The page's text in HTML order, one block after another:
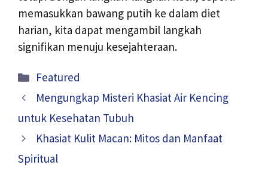
memasukkan bawang putih ke dalam diet
harian, kita dapat mengambil langkah
signifikan menuju kesejahteraan.
Kategori
Featured
Mengungkap Misteri Khasiat Air Kencing
untuk Kesehatan Tubuh
Khasiat Kulit Macan: Mitos dan Manfaat
Spiritual